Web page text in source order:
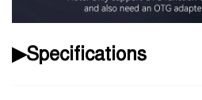
▶Specifications